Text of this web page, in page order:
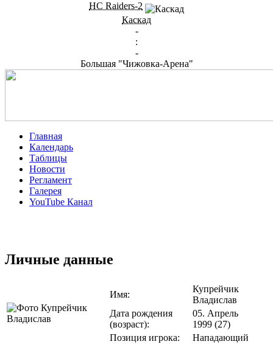
HC Raiders-2
Каскад
-
:
-
Большая "Чижовка-Арена"
Главная
Календарь
Таблицы
Новости
Регламент
Галерея
YouTube Канал
Личные данные
Имя:
Купрейчик
Владислав
Дата рождения
(возраст):
05. Апрель
1999 (27)
Позиция игрока:
Нападающий